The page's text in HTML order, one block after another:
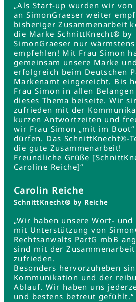
„Als Start-up wurden wir von
an SimonGraeser weiter
bisheriger Zusammenarbeit
die Marke SchnittKnecht® by
SimonGraeser nur
empfehlen! Mit Frau Simon
gemeinsam unsere Marke
erfolgreich beim Deutschen
Markenamt eingereicht. Bis
Frau Simon in allen
dieses Thema beiseite. Wir
zufrieden mit der
kurzen Antwortzeiten und
wir Frau Simon „mit im Boot“
dürfen. Das SchnittKnecht®-
die gute Zusammenarbeit!
Freundliche Grüße
Caroline Reiche]“
Carolin Reiche
SchnittKnecht® by Reiche
„Wir haben unsere Wort-
mit Unterstützung von
Rechtsanwalts PartG mbB
sind mit der
zufrieden.
Besonders hervorzuheben
Kommunikation und der
Ablauf. Wir haben uns
und bestens betreut gefühlt.“